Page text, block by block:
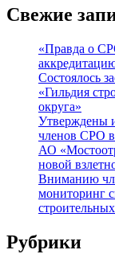
Свежие
«Правда о
Состоялось
«Гильдия
округа»
Утверждены
членов СРО в
АО
новой
Вниманию
мониторинг
Рубрики